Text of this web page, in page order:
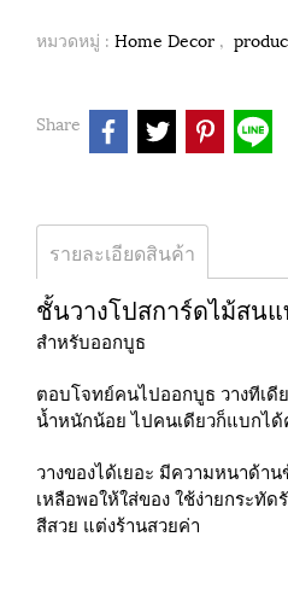
หมวดหมู่ : Home Decor ,
Share
รายละเอียดสินค้า
ชั้นวางโปสการ์ดไม้สน
สำหรับออกบูธ
ตอบโจทย์คนไปออกบูธ วางทีเดี
นํ้าหนักน้อย ไปคนเดียวก็แบกได้
วางของได้เยอะ มีความหนาด้าน
เหลือพอให้ใส่ของ ใช้ง่ายกระทัด
สีสวย แต่งร้านสวยค่า